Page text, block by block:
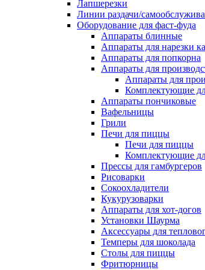
Лапшерезки
Линии раздачи/
Оборудование для фаст-фуда
Аппараты блинные
Аппараты для нарезки
Аппараты для попкорна
Аппараты для
Аппараты для
Комплектующие
Аппараты пончиковые
Вафельницы
Грили
Печи для пиццы
Печи для пиццы
Комплектующие
Прессы для гамбургеров
Рисоварки
Сокоохладители
Кукурузоварки
Аппараты для хот-догов
Установки Шаурма
Аксессуары для
Темперы для шоколада
Столы для пиццы
Фритюрницы